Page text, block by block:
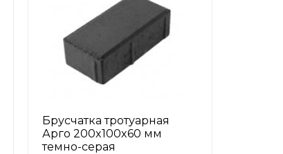
Брусчатка тротуарная
Арго 200x100x60 мм
темно-серая